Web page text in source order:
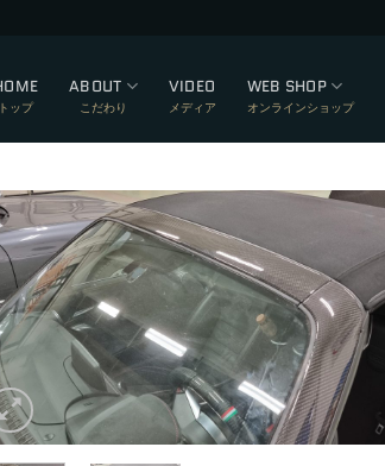
ップ
ABOUT
こだわり
VIDEO
メディア
WEB SHOP
オンラインショップ
Add to wishlist